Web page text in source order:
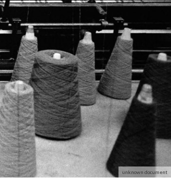
unknown document